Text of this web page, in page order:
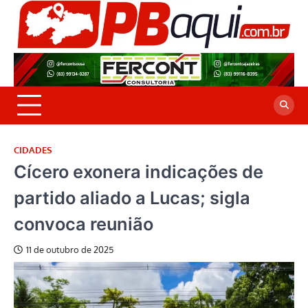
Skip
content
CIDADES
Cícero exonera indicações de
partido aliado a Lucas; sigla
convoca reunião
11 de outubro de 2025